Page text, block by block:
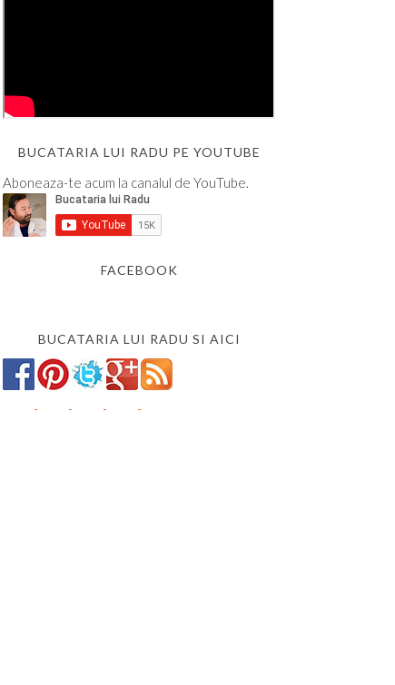
BUCATARIA LUI RADU PE YOUTUBE
Aboneaza-te acum la canalul de YouTube.
FACEBOOK
BUCATARIA LUI RADU SI AICI